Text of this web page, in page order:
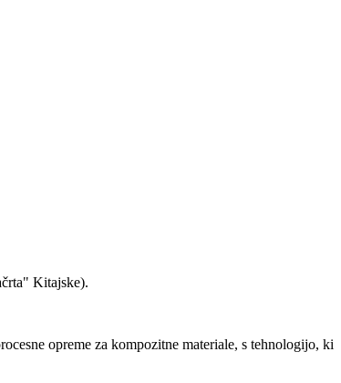
Kitajske).
opreme za kompozitne materiale, s tehnologijo, ki